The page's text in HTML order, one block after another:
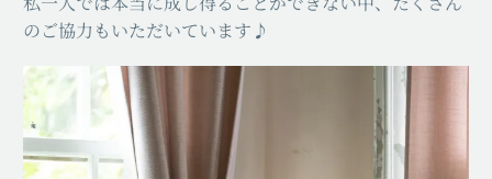
のご協力もいただいています♪